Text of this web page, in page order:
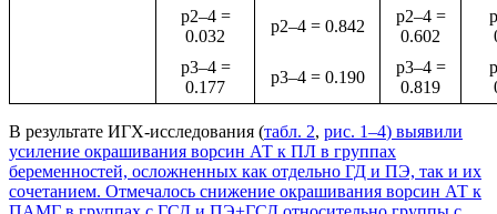
p2–4 =
0.032
p2–4 = 0.842
p2–4 =
0.602
p3–4 =
0.177
p3–4 = 0.190
p3–4 =
0.819
В результате ИГХ-исследования (табл. 2, рис. 1–4) выявили
усиление окрашивания ворсин АТ к ПЛ в группах
беременностей, осложненных как отдельно ГД и ПЭ, так и их
сочетанием. Отмечалось снижение окрашивания ворсин АТ к